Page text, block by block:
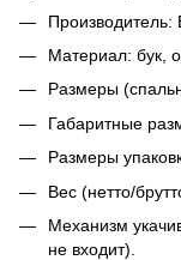
Производитель:
Материал: бук,
Размеры
Габаритные
Размеры
Вес (нетто/
Механизм
не входит).